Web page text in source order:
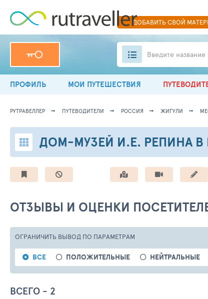
ДОБАВИТЬСВОЙ
Введите
ПРОФИЛЬ МОИ ПУТЕШЕСТВИЯ
РУТРАВЕЛЛЕР ПУТЕВОДИТЕЛИ РОССИЯ ЖИГУЛИ
ДОМ-МУЗЕЙ И.Е. РЕПИНА
ОТЗЫВЫ И ОЦЕНКИ
ОГРАНИЧИТЬ ВЫВОД ПО ПАРАМЕТРАМ
ВСЕ ПОЛОЖИТЕЛЬНЫЕ НЕЙТРАЛЬНЫЕ
ВСЕГО - 2